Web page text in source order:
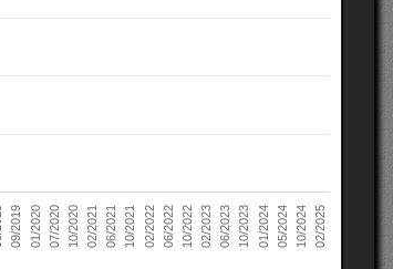
09/2019 01/2020 07/2020 10/2020 02/2021 06/2021 10/2021 02/2022 06/2022 10/2022 02/2023 06/2023 10/2023 01/2024 05/2024 10/2024 02/2025